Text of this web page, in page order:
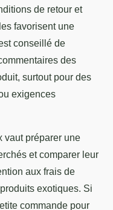
de retour et
favorisent une
conseillé de
des
surtout pour des
exigences
vaut préparer une
et comparer leur
aux frais de
exotiques. Si
commande pour